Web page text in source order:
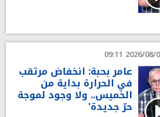
2026/08/04
عامر بحبة: انخفاض مرتقب
في الحرارة بداية من
الخميس.. ولا وجود لموجة
حرّ جديدة'